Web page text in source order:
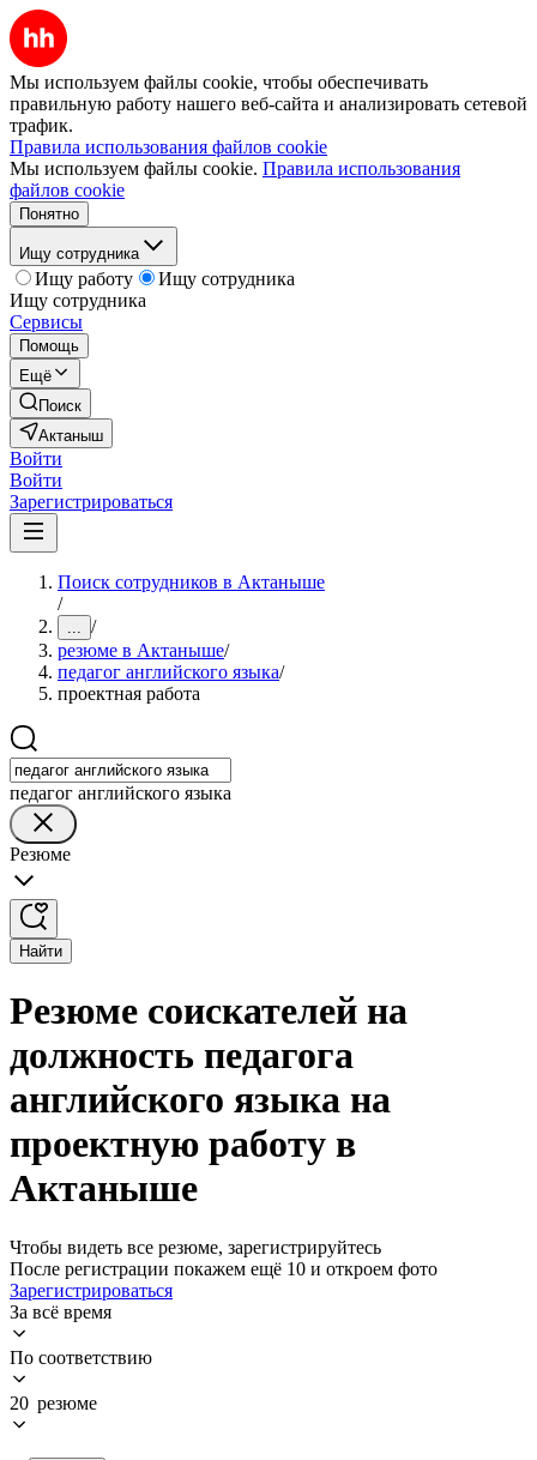
Мы используем файлы cookie, чтобы обеспечивать
правильную работу нашего веб-сайта и анализировать сетевой
трафик.
Правила использования файлов cookie
Мы используем файлы cookie. Правила использования
файлов cookie
Понятно
Ищу сотрудника
Ищу работу
Ищу сотрудника
Ищу сотрудника
Сервисы
Помощь
Ещё
Поиск
Актаныш
Войти
Войти
Зарегистрироваться
Поиск сотрудников в Актаныше
/
... /
резюме в Актаныше/
педагог английского языка/
проектная работа
педагог английского языка
Резюме
Найти
Резюме соискателей на
должность педагога
английского языка на
проектную работу в
Актаныше
Чтобы видеть все резюме, зарегистрируйтесь
После регистрации покажем ещё 10 и откроем фото
Зарегистрироваться
За всё время
По соответствию
20 резюме